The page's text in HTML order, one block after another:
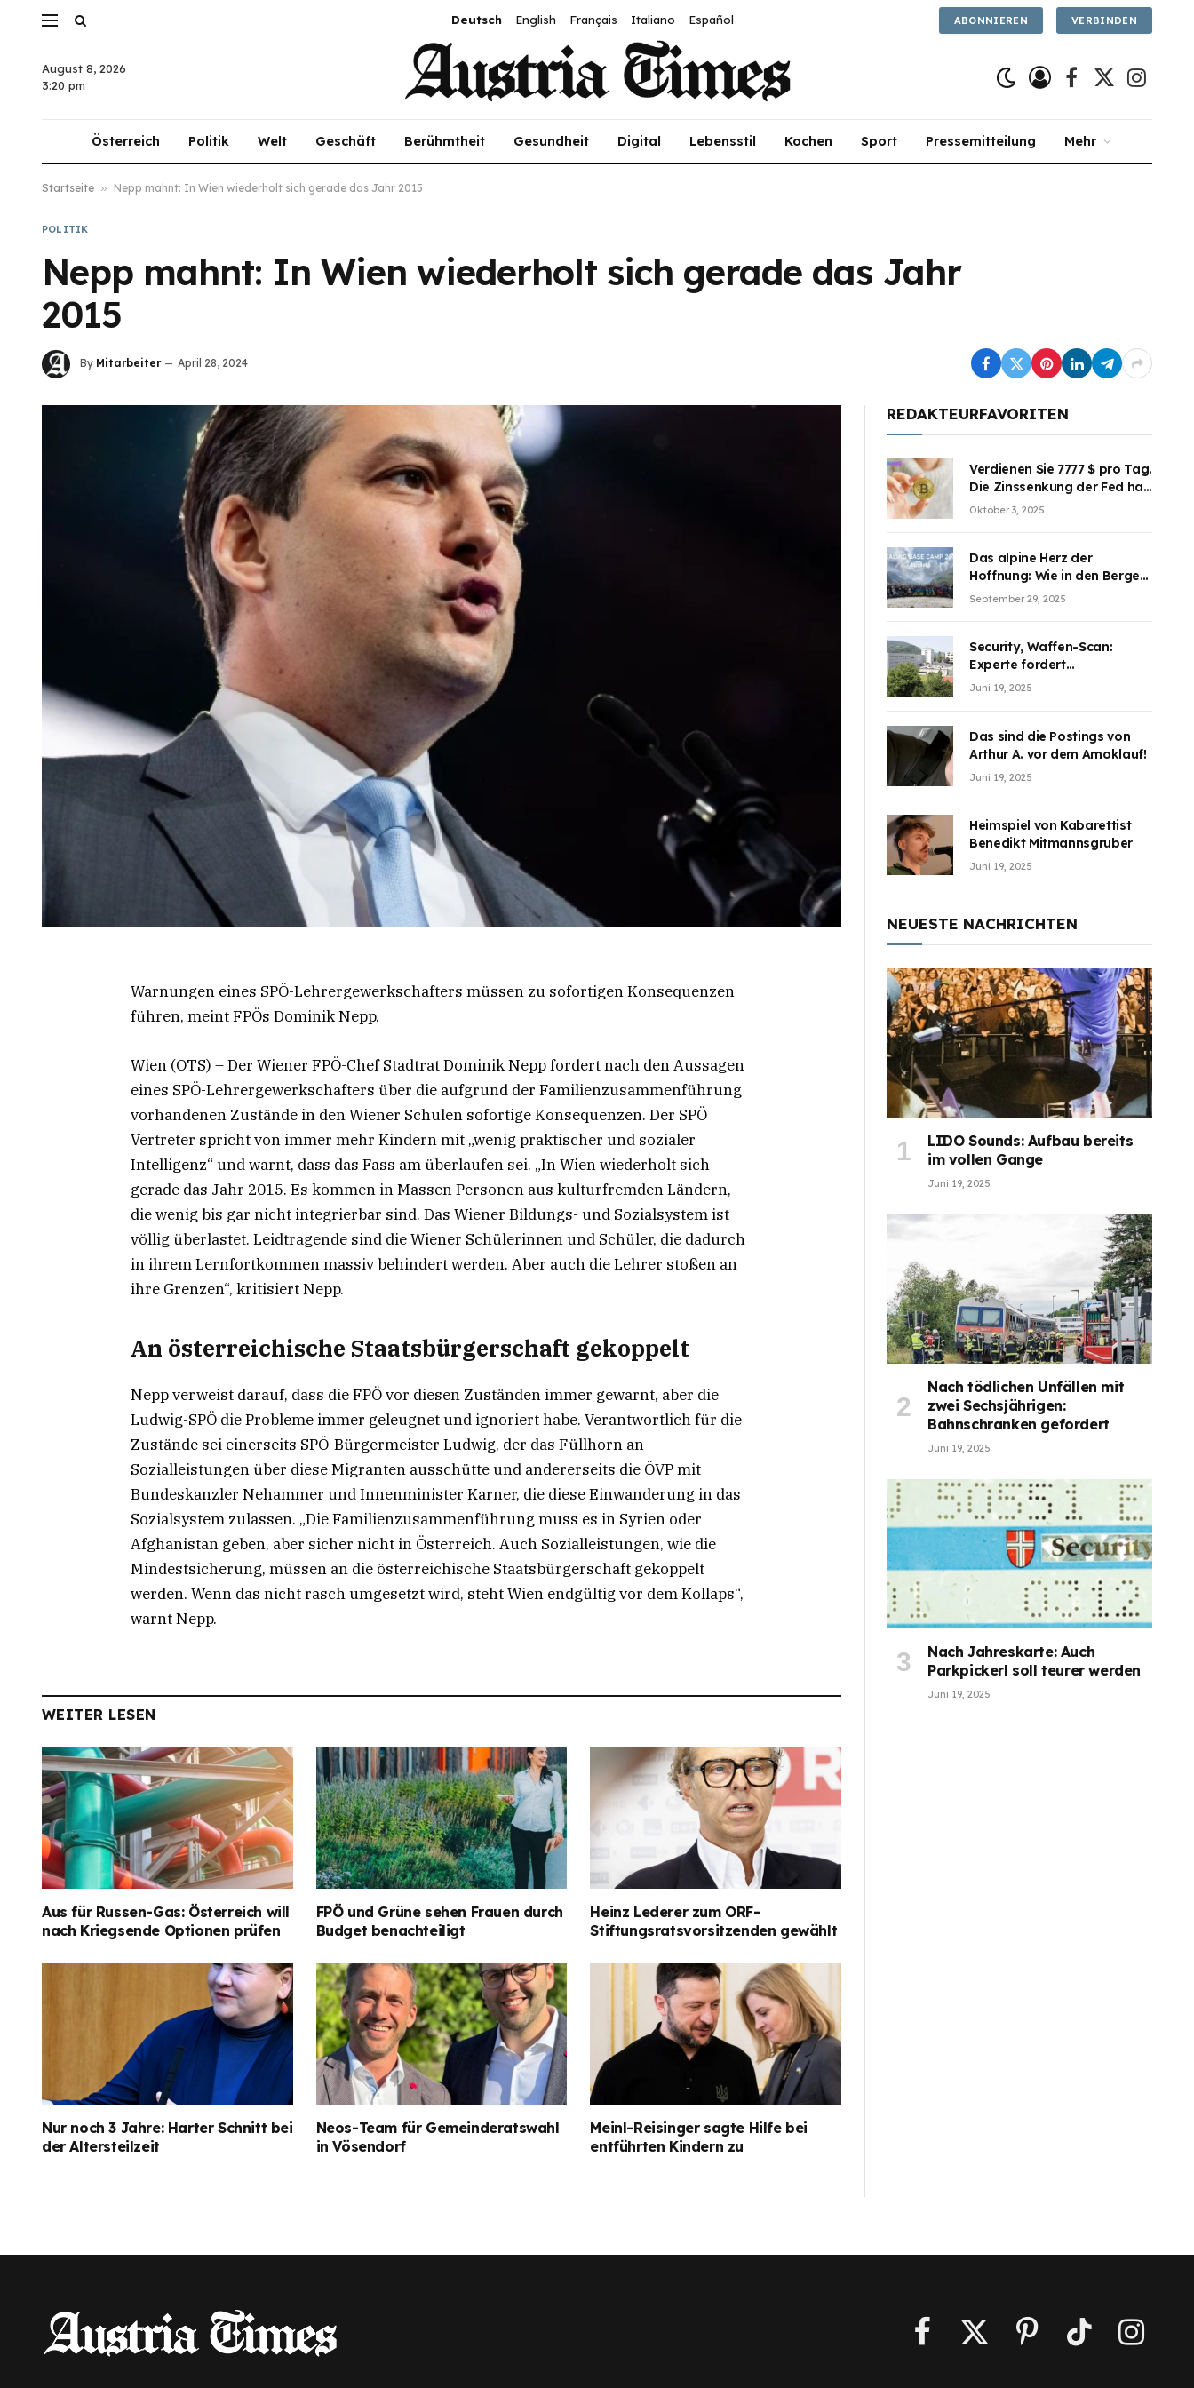
Deutsch English Français Italiano Español ABONNIEREN VERBINDEN
August 8, 2026
3:20 pm
Facebook
X
Österreich Politik Welt Geschäft Berühmtheit Gesundheit Digital Lebensstil Kochen Sport Pressemitteilung Mehr
Startseite » Nepp mahnt: In Wien wiederholt sich gerade das Jahr 2015
POLITIK
Nepp mahnt: In Wien wiederholt sich gerade das Jahr
2015
By Mitarbeiter April 28, 2024
Warnungen eines SPÖ-Lehrergewerkschafters müssen zu sofortigen Konsequenzen
führen, meint FPÖs Dominik Nepp.
Wien (OTS) – Der Wiener FPÖ-Chef Stadtrat Dominik Nepp fordert nach den Aussagen
eines SPÖ-Lehrergewerkschafters über die aufgrund der Familienzusammenführung
vorhandenen Zustände in den Wiener Schulen sofortige Konsequenzen. Der SPÖ
Vertreter spricht von immer mehr Kindern mit „wenig praktischer und sozialer
Intelligenz“ und warnt, dass das Fass am überlaufen sei. „In Wien wiederholt sich
gerade das Jahr 2015. Es kommen in Massen Personen aus kulturfremden Ländern,
die wenig bis gar nicht integrierbar sind. Das Wiener Bildungs- und Sozialsystem ist
völlig überlastet. Leidtragende sind die Wiener Schülerinnen und Schüler, die dadurch
in ihrem Lernfortkommen massiv behindert werden. Aber auch die Lehrer stoßen an
ihre Grenzen“, kritisiert Nepp.
An österreichische Staatsbürgerschaft gekoppelt
Nepp verweist darauf, dass die FPÖ vor diesen Zuständen immer gewarnt, aber die
Ludwig-SPÖ die Probleme immer geleugnet und ignoriert habe. Verantwortlich für die
Zustände sei einerseits SPÖ-Bürgermeister Ludwig, der das Füllhorn an
Sozialleistungen über diese Migranten ausschütte und andererseits die ÖVP mit
Bundeskanzler Nehammer und Innenminister Karner, die diese Einwanderung in das
Sozialsystem zulassen. „Die Familienzusammenführung muss es in Syrien oder
Afghanistan geben, aber sicher nicht in Österreich. Auch Sozialleistungen, wie die
Mindestsicherung, müssen an die österreichische Staatsbürgerschaft gekoppelt
werden. Wenn das nicht rasch umgesetzt wird, steht Wien endgültig vor dem Kollaps“,
warnt Nepp.
WEITER LESEN
Aus für Russen-Gas: Österreich will
nach Kriegsende Optionen prüfen
FPÖ und Grüne sehen Frauen durch
Budget benachteiligt
Heinz Lederer zum ORF-
Stiftungsratsvorsitzenden gewählt
Nur noch 3 Jahre: Harter Schnitt bei
der Altersteilzeit
Neos-Team für Gemeinderatswahl
in Vösendorf
Meinl-Reisinger sagte Hilfe bei
entführten Kindern zu
REDAKTEURFAVORITEN
Verdienen Sie 7777 $ pro Tag.
Die Zinssenkung der Fed hat
die Aufmerksamkeit des
teilzuhaben
Oktober 3, 2025
Das alpine Herz der
Hoffnung: Wie in den Bergen
Österreichs die unsichtbaren
September 29, 2025
Security, Waffen-Scan:
Experte fordert
Sicherheitsdiskussion an
Juni 19, 2025
Das sind die Postings von
Arthur A. vor dem Amoklauf!
Juni 19, 2025
Heimspiel von Kabarettist
Benedikt Mitmannsgruber
Juni 19, 2025
NEUESTE NACHRICHTEN
LIDO Sounds: Aufbau bereits
im vollen Gange
Juni 19, 2025
Nach tödlichen Unfällen mit
zwei Sechsjährigen:
Bahnschranken gefordert
Juni 19, 2025
Nach Jahreskarte: Auch
Parkpickerl soll teurer werden
Juni 19, 2025
Facebook
X
PinterestTikTok Instagram